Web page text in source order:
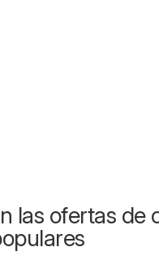
las ofertas de